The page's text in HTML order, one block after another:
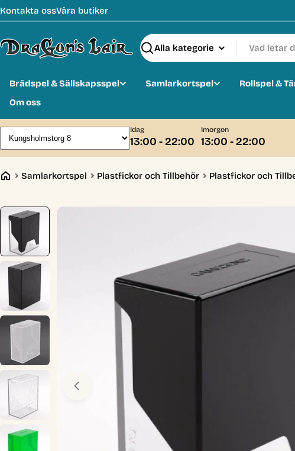
Hoppa
till
Kontakta ossVåra butiker
Sök
Brädspel & Sällskapsspel Samlarkortspel Rollspel &
Om oss
Idag
13:00 - 22:00
Imorgon
13:00 - 22:00
Samlarkortspel Plastfickor och Tillbehör Plastfickor och
Öppna media 0 i modal